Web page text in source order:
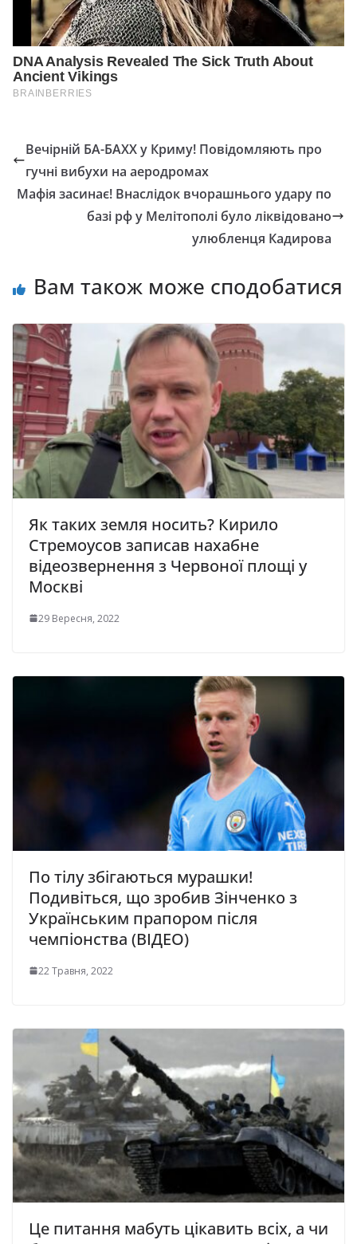
Вечірній БА-БАХХ у Криму! Повідомляють про
гучні вибухи на аеродромах
Мафія засинає! Внаслідок вчорашнього удару по
базі рф у Мелітополі було ліквідовано
улюбленця Кадирова
Вам також може сподобатися
Як таких земля носить? Кирило
Стремоусов записав нахабне
відеозвернення з Червоної площі у
Москві
29 Вересня, 2022
По тілу збігаються мурашки!
Подивіться, що зробив Зінченко з
Українським прапором після
чемпіонства (ВІДЕО)
22 Травня, 2022
Це питання мабуть цікавить всіх, а чи